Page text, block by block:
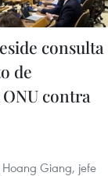
consulta
de
contra
Giang, jefe